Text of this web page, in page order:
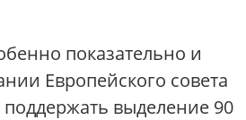
показательно и
Европейского совета
выделение 90